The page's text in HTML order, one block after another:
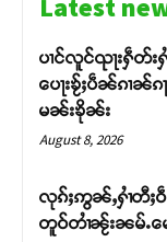
Latest
ပၢင်လူင်ၺႃးႁဵတ်းႁ
ပေႃးၶႂ်ႈပဵၼ်ၵၢၼ်ၵ
မၼ်းၶိုၼ်း
August 8, 2026
လုၵ်ႈဢွၼ်ႇႁၢႆတီႈ
တူဝ်တၢႆၼႂ်းၼမ်ႉမေ